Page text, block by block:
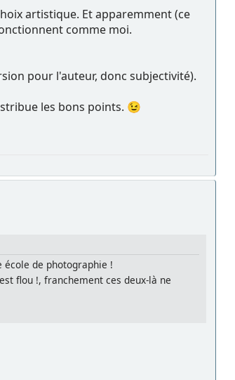
artistique. Et apparemment (ce
comme moi.
pour l'auteur, donc subjectivité).
les bons points. 😉
de photographie !
flou !, franchement ces deux-là ne